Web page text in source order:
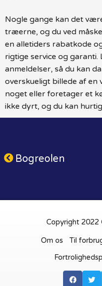
Nogle gange kan det
træerne, og du ved
en alletiders rabatkode
rigtige service og
anmeldelser, så du kan
overskueligt billede af en
noget eller foretager et
ikke dyrt, og du kan
Bogreolen
Copyright 2022
Om os Til